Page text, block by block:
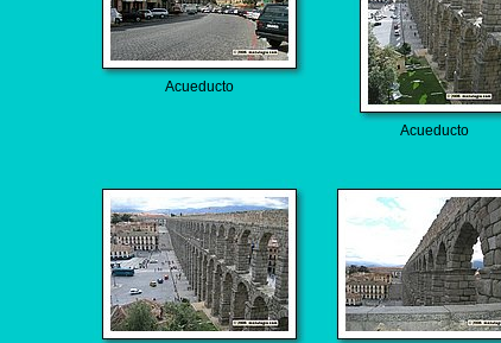
Acueducto
Acueducto